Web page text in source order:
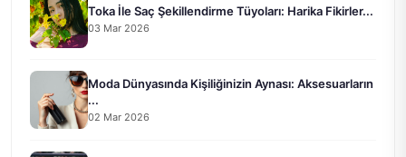
Toka İle Saç Şekillendirme Tüyoları: Harika Fikirler...
03 Mar 2026
Moda Dünyasında Kişiliğinizin Aynası: Aksesuarların
...
02 Mar 2026